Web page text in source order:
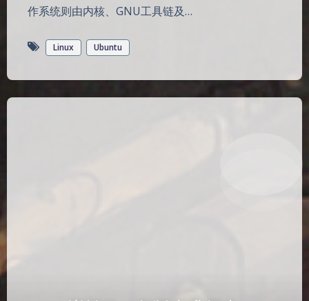
作系统则由内核、GNU工具链及…
Linux Ubuntu